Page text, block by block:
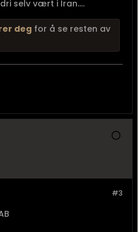
selv vært i Iran....
deg for å se resten av
#3